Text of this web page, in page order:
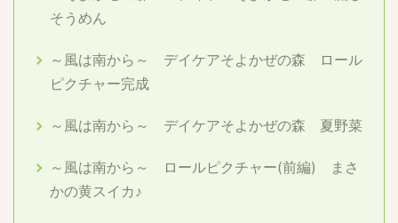
そうめん
～風は南から～ デイケアそよかぜの森 ロール
ピクチャー完成
～風は南から～ デイケアそよかぜの森 夏野菜
～風は南から～ ロールピクチャー(前編) まさ
かの黄スイカ♪